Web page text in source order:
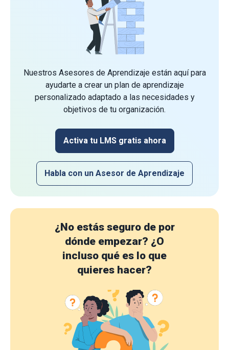
Nuestros Asesores de Aprendizaje están aquí para
ayudarte a crear un plan de aprendizaje
personalizado adaptado a las necesidades y
objetivos de tu organización.
Activa tu LMS gratis ahora
Habla con un Asesor de Aprendizaje
¿No estás seguro de por
dónde empezar? ¿O
incluso qué es lo que
quieres hacer?